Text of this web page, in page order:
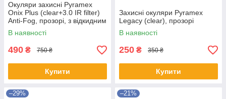
Окуляри захисні Pyramex
Onix Plus (clear+3.0 IR filter)
Anti-Fog, прозорі, з відкидним
фільтром від ІнфраЧерв
випромін
В наявності
490 ₴ 750 ₴
Купити
Захисні окуляри Pyramex
Legacy (clear), прозорі
В наявності
250 ₴ 350 ₴
Купити
–29% –21%